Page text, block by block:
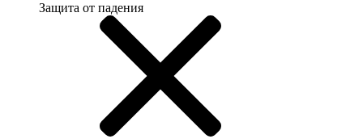
Защита от падения